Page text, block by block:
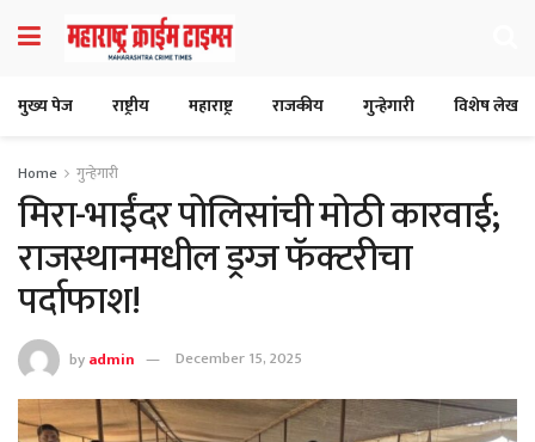
मुख्य पेज राष्ट्रीय महाराष्ट्र राजकीय गुन्हेगारी विशेष लेख
Home गुन्हेगारी
मिरा-भाईंदर पोलिसांची मोठी कारवाई;
राजस्थानमधील ड्रग्ज फॅक्टरीचा
पर्दाफाश!
byadmin December 15, 2025